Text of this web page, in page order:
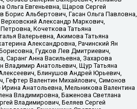
Ольга Евгеньевна, Щаров Сергей
Борис Альбертович, Гасан Ольга Павловна,
Александр Маркович,
Кочеткова Татьяна
Валерьевна, Акимова Татьяна
Александровна, Рачинский Ян
Гудков Лев Дмитриевич,
Саранг Анна Васильевна, Захарова
Владимир Анатольевич, Щур Татьяна
Блинушов Андрей Юрьевич,
Гефтер Валентин Михайлович, Симонов
Анатольевна, Мельникова Валентина
Владимировна, Баженова Светлана
Владимирович, Беляев Сергей